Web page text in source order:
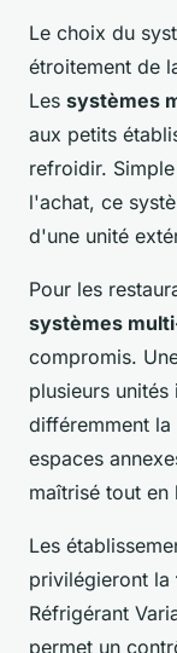
Le choix du
étroitement de
Les systèmes
aux petits
refroidir.
l'achat, ce
d'une unité
Pour les
systèmes
compromis.
plusieurs
différemment la
espaces
maîtrisé tout
Les
privilégieront la
Réfrigérant
permet un